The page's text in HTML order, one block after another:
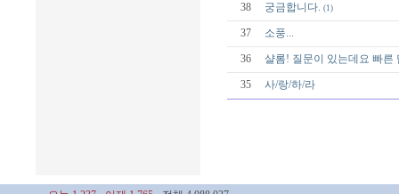
38 궁금합니다. (1)
37 소풍...
36 샬롬! 질문이 있는데요 빠른
35 사/랑/하/라